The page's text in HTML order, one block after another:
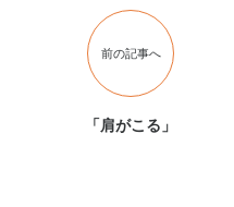
前の記事へ
「肩がこる」